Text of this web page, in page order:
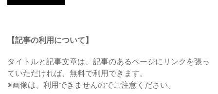
【記事の利用について】
タイトルと記事文章は、記事のあるページにリンクを張っ
ていただければ、無料で利用できます。
※画像は、利用できませんのでご注意ください。